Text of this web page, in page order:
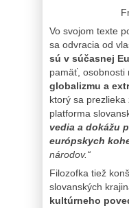
Vo svojom texte
sa odvracia od
sú v súčasnej
pamäť, osobnosti
globalizmu a
ktorý sa
platforma
vedia a dokážu
európskych
národov.“
Filozofka tiež
slovanských
kultúrneho